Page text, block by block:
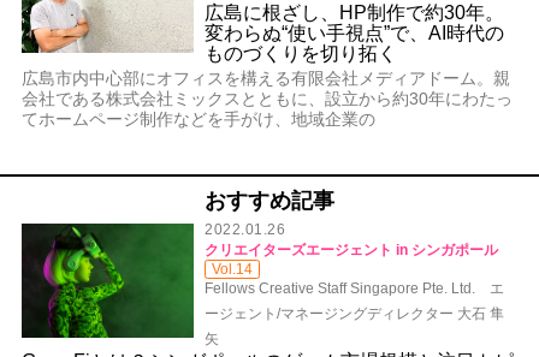
広島に根ざし、HP制作で約30年。
変わらぬ“使い手視点”で、AI時代の
ものづくりを切り拓く
広島市内中心部にオフィスを構える有限会社メディアドーム。親
会社である株式会社ミックスとともに、設立から約30年にわたっ
てホームページ制作などを手がけ、地域企業の
おすすめ記事
2022.01.26
クリエイターズエージェント in シンガポール
Vol.14
Fellows Creative Staff Singapore Pte. Ltd. エ
ージェント/マネージングディレクター 大石 隼
矢